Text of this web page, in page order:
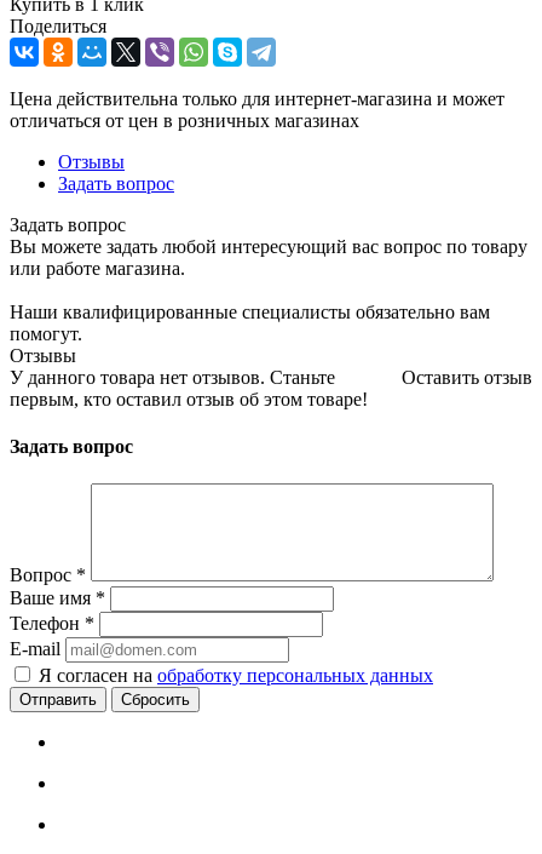
Поделиться
Цена действительна только для интернет-магазина и может
отличаться от цен в розничных магазинах
Отзывы
Задать вопрос
Задать вопрос
Вы можете задать любой интересующий вас вопрос по товару
или работе магазина.
Наши квалифицированные специалисты обязательно вам
помогут.
Отзывы
Оставить отзыв
У данного товара нет отзывов. Станьте
первым, кто оставил отзыв об этом товаре!
Задать вопрос
Вопрос *
Ваше имя *
Телефон *
E-mail
Я согласен на обработку персональных данных
Сбросить